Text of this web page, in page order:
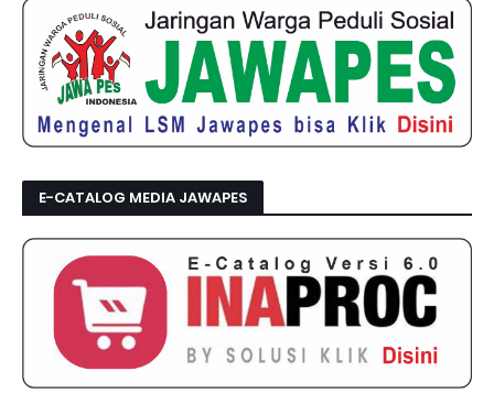
E-CATALOG MEDIA JAWAPES